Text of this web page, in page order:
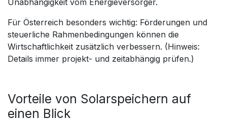
Unabhängigkeit vom Energieversorger.
Für Österreich besonders wichtig: Förderungen und
steuerliche Rahmenbedingungen können die
Wirtschaftlichkeit zusätzlich verbessern. (Hinweis:
Details immer projekt- und zeitabhängig prüfen.)
Vorteile von Solarspeichern auf
einen Blick